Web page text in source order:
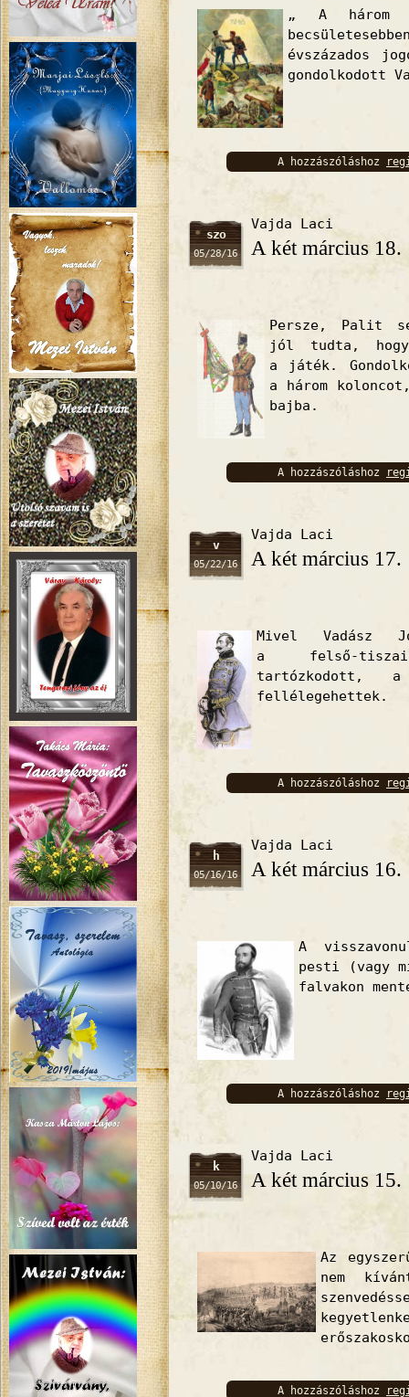
„ A három
évszázados
gondolkodott
A hozzászóláshoz
szo
05/28/16
Vajda Laci
A két március 18.
Persze, Palit
jól tudta,
a játék.
a három
bajba.
A hozzászóláshoz
v
05/22/16
Vajda Laci
A két március 17.
Mivel Vadász
a felső-
tartózkodott,
fellélegehettek.
A hozzászóláshoz
h
05/16/16
Vajda Laci
A két március 16.
A
pesti (vagy
falvakon
A hozzászóláshoz
k
05/10/16
Vajda Laci
A két március 15.
Az
nem
A hozzászóláshoz